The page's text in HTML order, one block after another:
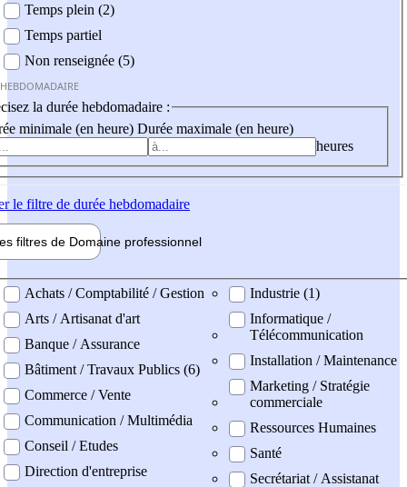
Temps plein (2)
Temps partiel
Non renseignée (5)
la durée hebdomadaire :
minimale (en heure) Durée maximale (en heure)
heures
le filtre de durée hebdomadaire
filtres de Domaine professionnel
professionel
Achats / Comptabilité / Gestion
Arts / Artisanat d'art
Banque / Assurance
Bâtiment / Travaux Publics (6)
Commerce / Vente
Communication / Multimédia
Conseil / Etudes
Direction d'entreprise
Industrie (1)
Informatique /
Télécommunication
Installation / Maintenance
Marketing / Stratégie
commerciale
Ressources Humaines
Santé
Secrétariat / Assistanat